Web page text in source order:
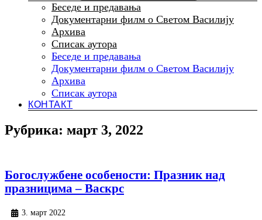
Беседе и предавања
Документарни филм о Светом Василију
Архива
Списак аутора
Беседе и предавања
Документарни филм о Светом Василију
Архива
Списак аутора
КОНТАКТ
Рубрика: март 3, 2022
Богослужбене особености: Празник над
празницима – Васкрс
3. март 2022